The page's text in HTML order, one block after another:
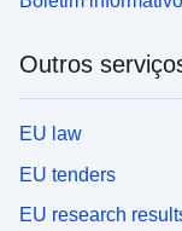
Outros
EU law
EU tenders
EU research